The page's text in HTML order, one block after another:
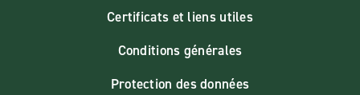
Certificats et liens utiles
Conditions générales
Protection des données